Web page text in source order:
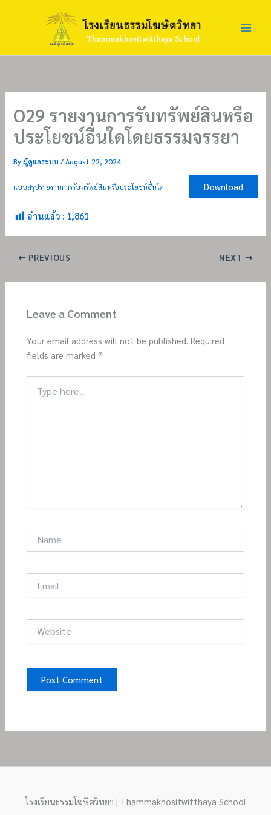
O29 รายงานการรับทรัพย์สินหรือ
ประโยชน์อื่นใดโดยธรรมจรรยา
Byผู้ดูแลระบบ/August 22, 2024
แบบสรุปรายงานการรับทรัพย์สินหรือประโยชน์อื่นใด Download
อ่านแล้ว : 1,861
PREVIOUS NEXT
Leave a Comment
Your email address will not be published. Required
fields are marked *
here..
โรงเรียนธรรมโฆษิตวิทยา | Thammakhositwitthaya School